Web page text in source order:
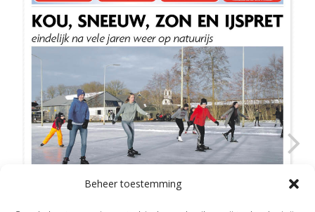
Beheer toestemming